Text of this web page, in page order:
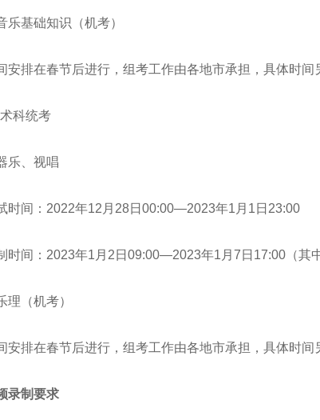
基础知识（机考）
排在春节后进行，组考工作由各地市承担，具体时间
科统考
、视唱
间：2022年12月28日00:00—2023年1月1日23:00
间：2023年1月2日09:00—2023年1月7日17:00（其
（机考）
排在春节后进行，组考工作由各地市承担，具体时间
录制要求